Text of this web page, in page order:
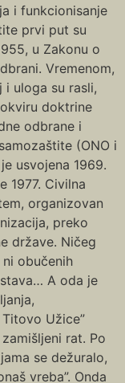
i funkcionisanje
prvi put su
u Zakonu o
Vremenom,
i uloga su rasli,
doktrine
odbrane i
(ONO i
usvojena 1969.
1977. Civilna
organizovan
preko
države. Ničeg
obučenih
A oda je
Užice”
rat. Po
se dežuralo,
vreba”. Onda